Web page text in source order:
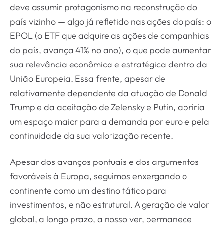
deve assumir protagonismo na reconstrução do
país vizinho — algo já refletido nas ações do país: o
EPOL (o ETF que adquire as ações de companhias
do país, avança 41% no ano), o que pode aumentar
sua relevância econômica e estratégica dentro da
União Europeia. Essa frente, apesar de
relativamente dependente da atuação de Donald
Trump e da aceitação de Zelensky e Putin, abriria
um espaço maior para a demanda por euro e pela
continuidade da sua valorização recente.
Apesar dos avanços pontuais e dos argumentos
favoráveis à Europa, seguimos enxergando o
continente como um destino tático para
investimentos, e não estrutural. A geração de valor
global, a longo prazo, a nosso ver, permanece